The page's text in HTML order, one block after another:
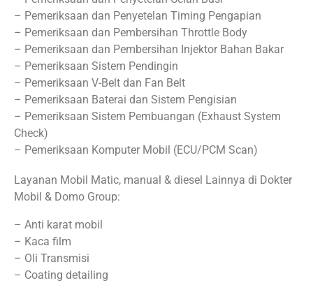
– Pemeriksaan dan Penyetelan Timing Pengapian
– Pemeriksaan dan Pembersihan Throttle Body
– Pemeriksaan dan Pembersihan Injektor Bahan Bakar
– Pemeriksaan Sistem Pendingin
– Pemeriksaan V-Belt dan Fan Belt
– Pemeriksaan Baterai dan Sistem Pengisian
– Pemeriksaan Sistem Pembuangan (Exhaust System
Check)
– Pemeriksaan Komputer Mobil (ECU/PCM Scan)
Layanan Mobil Matic, manual & diesel Lainnya di Dokter
Mobil & Domo Group:
– Anti karat mobil
– Kaca film
– Oli Transmisi
– Coating detailing